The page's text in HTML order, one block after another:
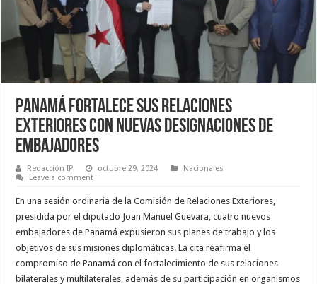
Panamá Fortalece sus Relaciones
Exteriores con Nuevas Designaciones de
Embajadores
Redacción IP octubre 29, 2024
Nacionales
Leave a comment
En una sesión ordinaria de la Comisión de Relaciones Exteriores,
presidida por el diputado Joan Manuel Guevara, cuatro nuevos
embajadores de Panamá expusieron sus planes de trabajo y los
objetivos de sus misiones diplomáticas. La cita reafirma el
compromiso de Panamá con el fortalecimiento de sus relaciones
bilaterales y multilaterales, además de su participación en organismos